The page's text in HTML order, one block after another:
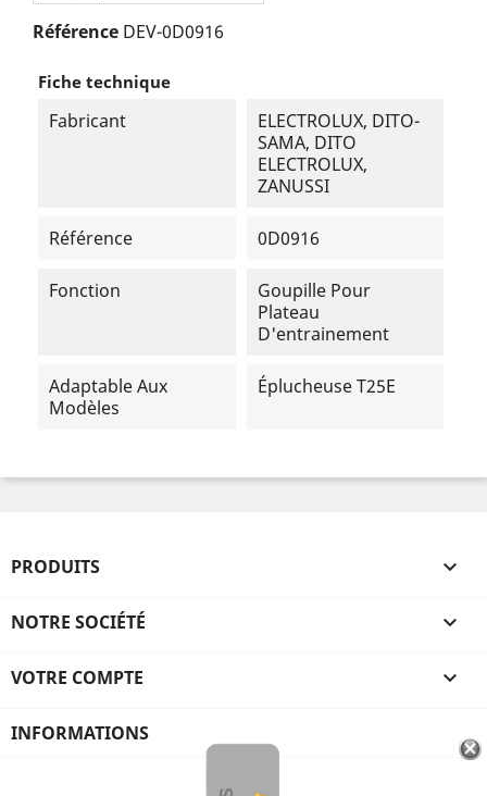
Référence DEV-0D0916
Fiche technique
Fabricant
ELECTROLUX, DITO-
SAMA, DITO
ELECTROLUX,
ZANUSSI
Référence 0D0916
Fonction
Goupille Pour
Plateau
D'entrainement
Adaptable Aux
Modèles
Éplucheuse T25E
PRODUITS 
NOTRE SOCIÉTÉ 
VOTRE COMPTE 
INFORMATIONS